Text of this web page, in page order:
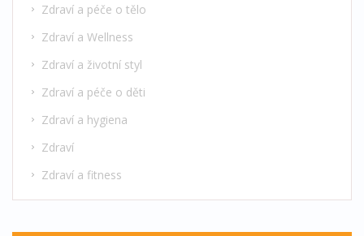
Zdraví a péče o tělo
Zdraví a Wellness
Zdraví a životní styl
Zdraví a péče o děti
Zdraví a hygiena
Zdraví
Zdraví a fitness